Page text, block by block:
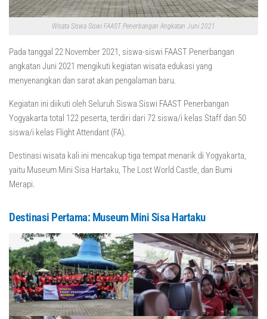
Wisata Siswa Siswi FAAST Penerbangan Angkatan Juni 2021
Pada tanggal 22 November 2021, siswa-siswi FAAST Penerbangan
angkatan Juni 2021 mengikuti kegiatan wisata edukasi yang
menyenangkan dan sarat akan pengalaman baru.
Kegiatan ini diikuti oleh Seluruh Siswa Siswi FAAST Penerbangan
Yogyakarta total 122 peserta, terdiri dari 72 siswa/i kelas Staff dan 50
siswa/i kelas Flight Attendant (FA).
Destinasi wisata kali ini mencakup tiga tempat menarik di Yogyakarta,
yaitu Museum Mini Sisa Hartaku, The Lost World Castle, dan Bumi
Merapi.
Destinasi Pertama: Museum Mini Sisa Hartaku